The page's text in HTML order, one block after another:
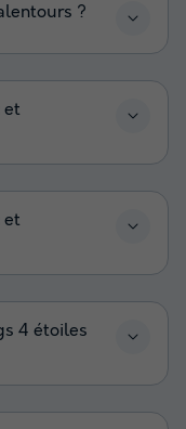
?
et
et
4 étoiles